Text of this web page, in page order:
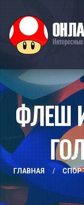
ФЛЕШ
ГЛАВНАЯ /